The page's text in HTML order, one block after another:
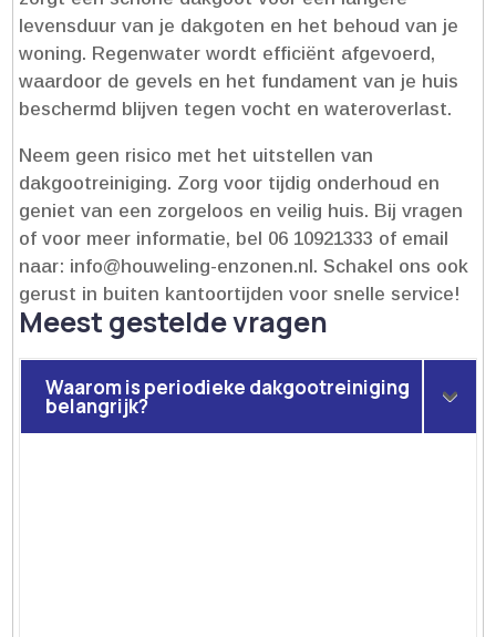
levensduur van je dakgoten en het behoud van je
woning.​ Regenwater wordt efficiënt afgevoerd,
waardoor de gevels en het fundament van je huis
beschermd blijven tegen vocht en wateroverlast.​
Neem geen risico met het uitstellen van
dakgootreiniging.​ Zorg voor tijdig onderhoud en
geniet van een zorgeloos en veilig huis.​ Bij vragen
of voor meer informatie, bel 06 10921333 of email
naar: info@houweling-enzonen.​nl.​ Schakel ons ook
gerust in buiten kantoortijden voor snelle service!
Meest gestelde vragen
Waarom is periodieke dakgootreiniging
belangrijk?